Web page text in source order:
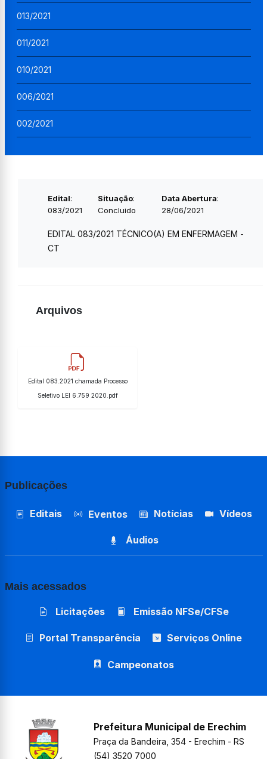
013/2021
011/2021
010/2021
006/2021
002/2021
Edital:
083/2021
Situação:
Concluido
Data Abertura:
28/06/2021
EDITAL 083/2021 TÉCNICO(A) EM ENFERMAGEM -
CT
Arquivos
Edital 083.2021 chamada Processo
Seletivo LEI 6.759 2020.pdf
Publicações
Editais Eventos Notícias Vídeos
Áudios
Mais acessados
Licitações Emissão NFSe/CFSe
Portal Transparência Serviços Online
Campeonatos
Prefeitura Municipal de Erechim
Praça da Bandeira, 354 - Erechim - RS
(54) 3520 7000